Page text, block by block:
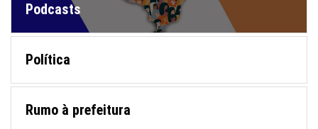
Podcasts
Política
Rumo à prefeitura